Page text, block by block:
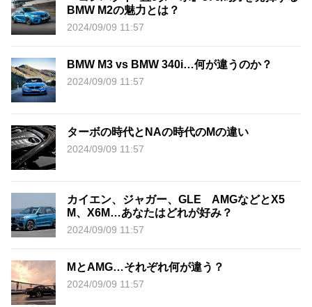
BMW M2の魅力とは？
2024/09/09 11:57
BMW M3 vs BMW 340i…何が違うのか？
2024/09/09 11:57
ターボの時代とNAの時代のMの違い
2024/09/09 11:57
カイエン、ジャガー、GLE AMGなどとX5
M、X6M…あなたはどれが好み？
2024/09/09 11:57
MとAMG…それぞれ何が違う？
2024/09/09 11:57